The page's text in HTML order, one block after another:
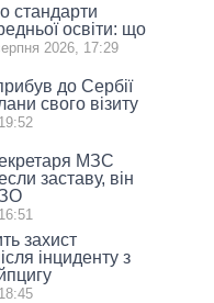
стандарти
освіти: що
2026, 17:29
до Сербії
свого візиту
МЗС
заставу, він
захист
інциденту з